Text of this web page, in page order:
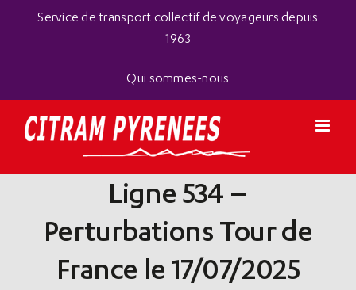
Service de transport collectif de voyageurs depuis
1963
Qui sommes-nous
Ligne 534 –
Perturbations Tour de
France le 17/07/2025
Panneau de gestion des cookies